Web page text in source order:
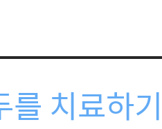
를 치료하